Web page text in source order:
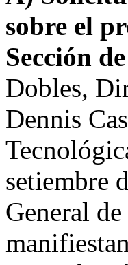
sobre el
Sección
Dobles,
Dennis
setiembre
General